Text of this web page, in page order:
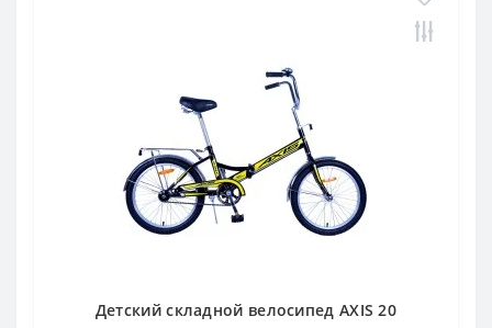
Детский складной велосипед AXIS 20